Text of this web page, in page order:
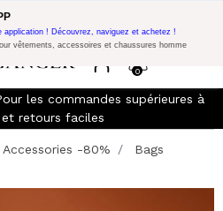
supplémentaire sur 300€ d'achat
0
application ! Découvrez, naviguez et achetez !
vêtements, accessoires et chaussures homme
les commandes supérieures à
retours faciles
Accessories -80%
Bags